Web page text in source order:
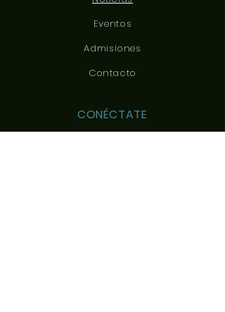
Eventos
Admisiones
Contacto
CONÉCTATE